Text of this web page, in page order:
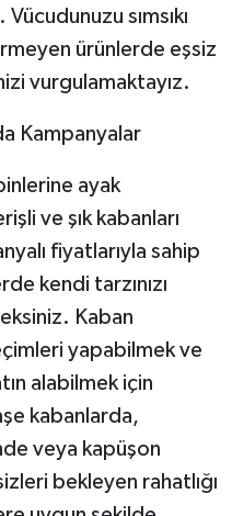
sımsıkı
ürünlerde eşsiz
vurgulamaktayız.
Kampanyalar
ayak
ve şık kabanları
fiyatlarıyla sahip
kendi tarzınızı
Kaban
yapabilmek ve
alabilmek için
kabanlarda,
veya kapüşon
bekleyen rahatlığı